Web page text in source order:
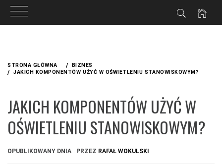
treściSTRONA GŁÓWNA
BIZNES
JAKICH KOMPONENTÓW UŻYĆ W OŚWIETLENIU STANOWISKOWYM?
JAKICH KOMPONENTÓW UŻYĆ W
OŚWIETLENIU STANOWISKOWYM?
OPUBLIKOWANY DNIA PRZEZ RAFAŁ WOKULSKI